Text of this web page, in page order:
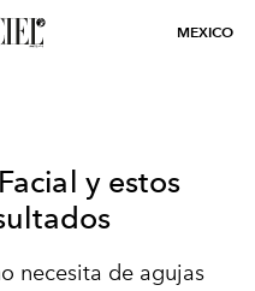
MEXICO
y estos
necesita de agujas